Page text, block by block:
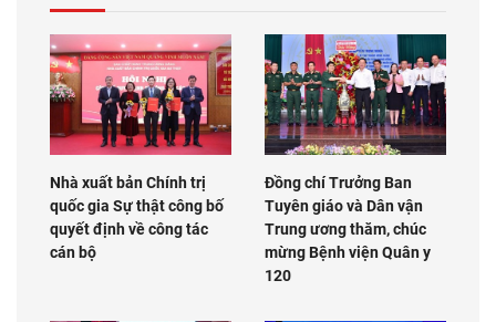
Nhà xuất bản Chính trị
quốc gia Sự thật công bố
quyết định về công tác
cán bộ
Đồng chí Trưởng Ban
Tuyên giáo và Dân vận
Trung ương thăm, chúc
mừng Bệnh viện Quân y
120